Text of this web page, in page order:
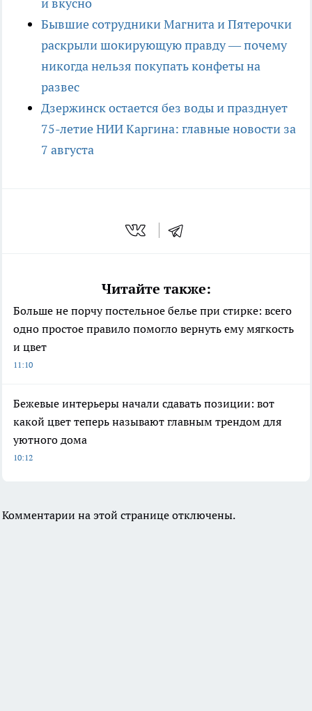
и вкусно
Бывшие сотрудники Магнита и Пятерочки
раскрыли шокирующую правду — почему
никогда нельзя покупать конфеты на
развес
Дзержинск остается без воды и празднует
75-летие НИИ Каргина: главные новости за
7 августа
Читайте также:
Больше не порчу постельное белье при стирке: всего
одно простое правило помогло вернуть ему мягкость
и цвет
11:10
Бежевые интерьеры начали сдавать позиции: вот
какой цвет теперь называют главным трендом для
уютного дома
10:12
Комментарии на этой странице отключены.